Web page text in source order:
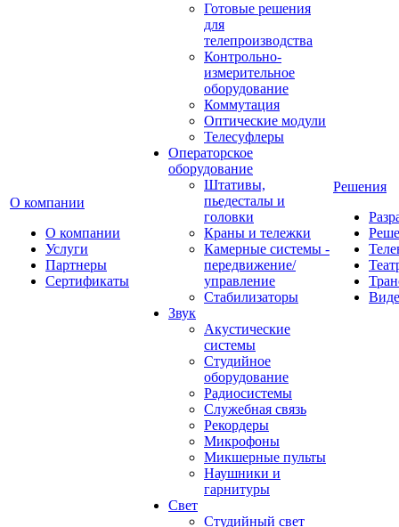
О компании
О компании
Услуги
Партнеры
Сертификаты
Готовые решения
для
телепроизводства
Контрольно-
измерительное
оборудование
Коммутация
Оптические модули
Телесуфлеры
Операторское
оборудование
Штативы,
пьедесталы и
головки
Краны и тележки
Камерные системы -
передвижение/
управление
Стабилизаторы
Звук
Акустические
системы
Студийное
оборудование
Радиосистемы
Служебная связь
Рекордеры
Микрофоны
Микшерные пульты
Наушники и
гарнитуры
Свет
Студийный свет
Решения